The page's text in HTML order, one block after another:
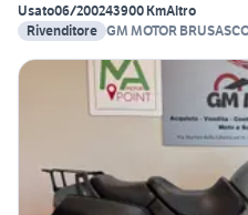
Usato06/200243900 KmAltro
Rivenditore GM MOTOR